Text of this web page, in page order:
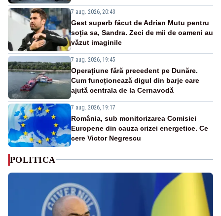
7 aug. 2026, 20:43
Gest superb făcut de Adrian Mutu pentru
soția sa, Sandra. Zeci de mii de oameni au
văzut imaginile
7 aug. 2026, 19:45
Operațiune fără precedent pe Dunăre.
Cum funcționează digul din barje care
ajută centrala de la Cernavodă
7 aug. 2026, 19:17
România, sub monitorizarea Comisiei
Europene din cauza crizei energetice. Ce
cere Victor Negrescu
POLITICA